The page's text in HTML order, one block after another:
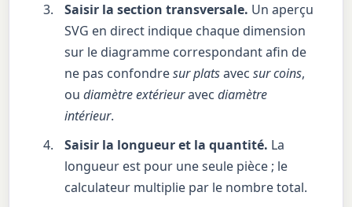
Saisir la section transversale. Un aperçu
SVG en direct indique chaque dimension
sur le diagramme correspondant afin de
ne pas confondresur platsavecsur coins,
oudiamètre extérieuravecdiamètre
intérieur.
Saisir la longueur et la quantité. La
longueur est pour une seule pièce ; le
calculateur multiplie par le nombre total.